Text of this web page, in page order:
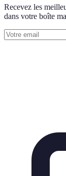
Recevez les
dans votre boîte